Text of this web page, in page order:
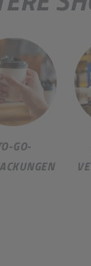
GO-